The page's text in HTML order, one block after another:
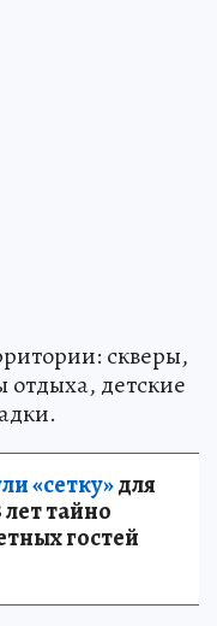
скверы,
детские
«сетку»для
тайно
гостей